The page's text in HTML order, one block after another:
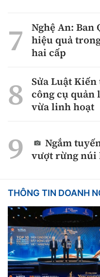
Nghệ An: Ban
hiệu quả
hai cấp
Sửa Luật
công cụ
vừa linh hoạt
Ngắm
vượt rừng núi
THÔNG TIN DOANH